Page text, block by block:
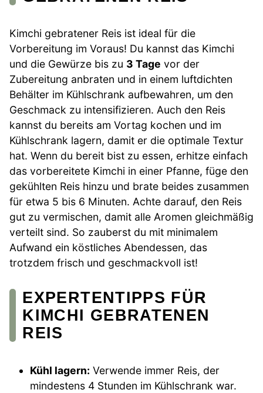
Kimchi gebratener Reis ist ideal für die
Vorbereitung im Voraus! Du kannst das Kimchi
und die Gewürze bis zu 3 Tage vor der
Zubereitung anbraten und in einem luftdichten
Behälter im Kühlschrank aufbewahren, um den
Geschmack zu intensifizieren. Auch den Reis
kannst du bereits am Vortag kochen und im
Kühlschrank lagern, damit er die optimale Textur
hat. Wenn du bereit bist zu essen, erhitze einfach
das vorbereitete Kimchi in einer Pfanne, füge den
gekühlten Reis hinzu und brate beides zusammen
für etwa 5 bis 6 Minuten. Achte darauf, den Reis
gut zu vermischen, damit alle Aromen gleichmäßig
verteilt sind. So zauberst du mit minimalem
Aufwand ein köstliches Abendessen, das
trotzdem frisch und geschmackvoll ist!
EXPERTENTIPPS FÜR
KIMCHI GEBRATENEN
REIS
Kühl lagern: Verwende immer Reis, der
mindestens 4 Stunden im Kühlschrank war.